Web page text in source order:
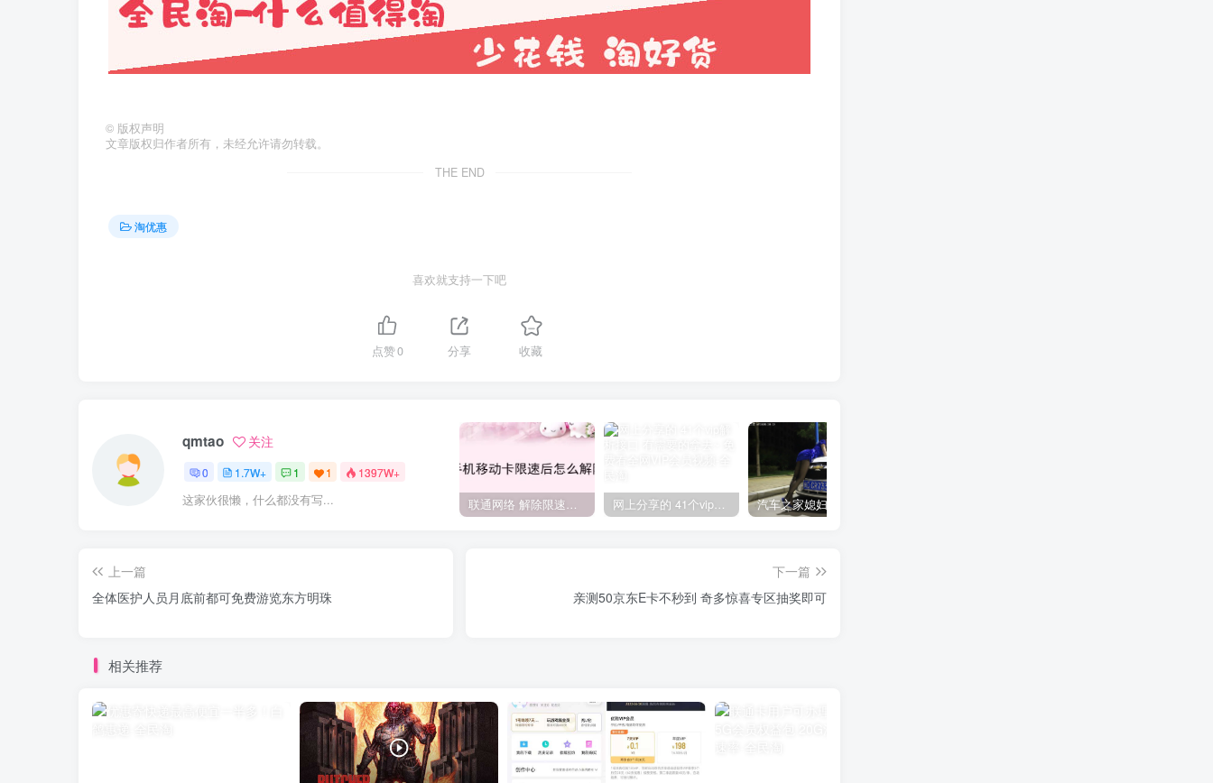
© 版权声明
文章版权归作者所有，未经允许请勿转载。
THE END
淘优惠
喜欢就支持一下吧
点赞0 分享 收藏
qmtao 关注
0 1.7W+ 1 1 1397W+
这家伙很懒，什么都没有写... 联通网络 解除限速方法参考！畅享、畅玩、老白干等及其它地区自测了 网上分享的 41个vip解析接口 有需要的拿去~ 免费看全网VIP会员视频
上一篇
全体医护人员月底前都可免费游览东方明珠
下一篇
亲测50京东E卡不秒到 奇多惊喜专区抽奖即可
相关推荐